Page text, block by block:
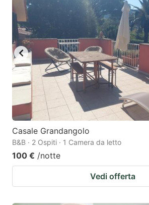
Casale Grandangolo
B&B · 2 Ospiti · 1 Camera da letto
100 € /notte
Vedi offerta